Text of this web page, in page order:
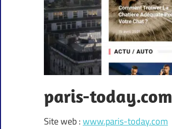
paris-today.com
Site web :www.paris-today.com